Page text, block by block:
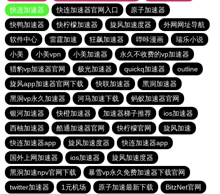
快连加速器
快连加速器官网入口
原子加速器
快鸭加速器
快柠檬加速器 旋风加速度器
外网网址导航
软件中心
雷霆加速 狂飙加速器 哔咔漫画
瑞乐小说
小美
小美vpn 小美加速器
永久不收费的vp加速器
猎豹vp加速器官网
极光加速器 quickq加速器
outline
旋风app加速器官网下载
快联加速器
黑洞加速器
黑洞vp永久加速器
河马加速下载
蚂蚁加速器官网
银河加速器
快橙加速器 加速器梯子推荐
ios加速器
西柚加速器
酷通加速器官网 快柠檬官网
旋风加速
快连加速器app
旋风加速度器
快连加速器app
国外上网加速器
ios加速器
旋风加速度器
黑洞加速npv官网下载
暴雪vp永久免费加速器下载官网
twitter加速器
1元机场 原子加速最新下载 BitzNet官网